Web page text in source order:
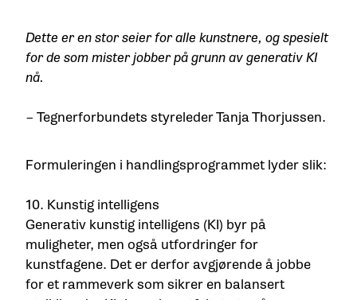
Dette er en stor seier for alle kunstnere, og spesielt
for de som mister jobber på grunn av generativ KI
nå.
– Tegnerforbundets styreleder Tanja Thorjussen.
Formuleringen i handlingsprogrammet lyder slik:
10. Kunstig intelligens
Generativ kunstig intelligens (KI) byr på
muligheter, men også utfordringer for
kunstfagene. Det er derfor avgjørende å jobbe
for et rammeverk som sikrer en balansert